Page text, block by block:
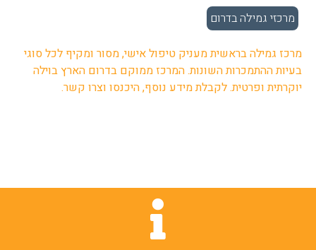
מרכזי גמילה בדרום
מרכז גמילה בראשית מעניק טיפול אישי, מסור ומקיף לכל סוגי
בעיות ההתמכרות השונות. המרכז ממוקם בדרום הארץ בוילה
יוקרתית ופרטית. לקבלת מידע נוסף, היכנסו וצרו קשר.